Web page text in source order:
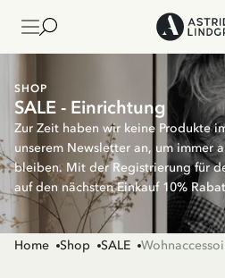
SHOP
SALE - Einrichtung
Zur Zeit haben wir keine Produkte
unserem Newsletter an, um immer
bleiben. Mit der Registrierung für
auf den nächsten Einkauf 10%
Home Shop SALE